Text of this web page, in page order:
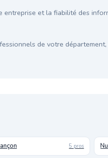
et la fiabilité des
de votre département,
5 pros